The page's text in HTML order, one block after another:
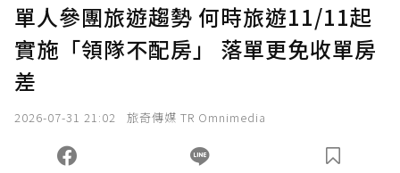
確認送出
您當前剩餘 U 利點數：0點；前往 購買點數
單人參團旅遊趨勢 何時旅遊11/11起
實施「領隊不配房」 落單更免收單房
差
2026-07-31 21:02 旅奇傳媒 TR Omnimedia